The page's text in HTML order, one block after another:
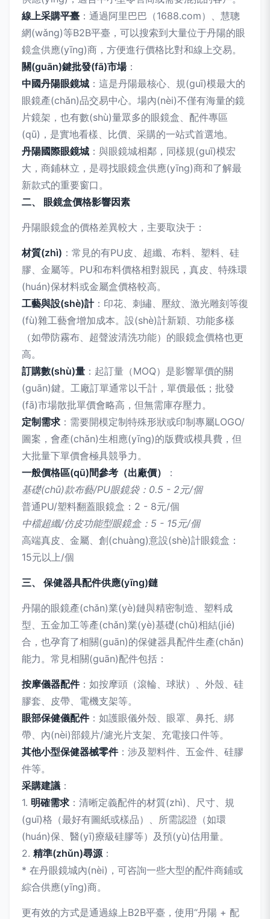
線上采購平臺 ：通過阿里巴巴（1688.com）、慧聰
網(wǎng)等B2B平臺，可以搜索到大量位于丹陽的眼
鏡盒供應(yīng)商，方便進行價格比對和線上交易。
關(guān)鍵批發(fā)市場：
中國丹陽眼鏡城 ：這是丹陽最核心、規(guī)模最大的
眼鏡產(chǎn)品交易中心。場內(nèi)不僅有海量的鏡
片鏡架，也有數(shù)量眾多的眼鏡盒、配件專區
(qū)，是實地看樣、比價、采購的一站式首選地。
丹陽國際眼鏡城 ：與眼鏡城相鄰，同樣規(guī)模宏
大，商鋪林立，是尋找眼鏡盒供應(yīng)商和了解最
新款式的重要窗口。
二、 眼鏡盒價格影響因素
丹陽眼鏡盒的價格差異較大，主要取決于：
材質(zhì) ：常見的有PU皮、超纖、布料、塑料、硅
膠、金屬等。PU和布料價格相對親民，真皮、特殊環
(huán)保材料或金屬盒價格較高。
工藝與設(shè)計：印花、刺繡、壓紋、激光雕刻等復
(fù)雜工藝會增加成本。設(shè)計新穎、功能多樣
（如帶防霧布、超聲波清洗功能）的眼鏡盒價格也更
高。
訂購數(shù)量 ：起訂量（MOQ）是影響單價的關
(guān)鍵。工廠訂單通常以千計，單價最低；批發
(fā)市場散批單價會略高，但無需庫存壓力。
定制需求 ：需要開模定制特殊形狀或印制專屬LOGO/
圖案，會產(chǎn)生相應(yīng)的版費或模具費，但
大批量下單價會極具競爭力。
一般價格區(qū)間參考（出廠價）
：
基礎(chǔ)款布藝/PU眼鏡袋：0.5 - 2元/個
普通PU/塑料翻蓋眼鏡盒：2 - 8元/個
中檔超纖/仿皮功能型眼鏡盒：5 - 15元/個
高端真皮、金屬、創(chuàng)意設(shè)計眼鏡盒：
15元以上/個
三、 保健器具配件供應(yīng)鏈
丹陽的眼鏡產(chǎn)業(yè)鏈與精密制造、塑料成
型、五金加工等產(chǎn)業(yè)基礎(chǔ)相結(jié)
合，也孕育了相關(guān)的保健器具配件生產(chǎn)
能力。常見相關(guān)配件包括：
按摩儀器配件：如按摩頭（滾輪、球狀）、外殼、硅
膠套、皮帶、電機支架等。
眼部保健儀配件：如護眼儀外殼、眼罩、鼻托、綁
帶、內(nèi)部鏡片/濾光片支架、充電接口件等。
其他小型保健器械零件：涉及塑料件、五金件、硅膠
件等。
采購建議 ：
1. 明確需求 ：清晰定義配件的材質(zhì)、尺寸、規
(guī)格（最好有圖紙或樣品）、所需認證（如環
(huán)保、醫(yī)療級硅膠等）及預(yù)估用量。
2. 精準(zhǔn)尋源：
* 在丹眼鏡城內(nèi)，可咨詢一些大型的配件商鋪或
綜合供應(yīng)商。
更有效的方式是通過線上B2B平臺，使用“丹陽 + 配